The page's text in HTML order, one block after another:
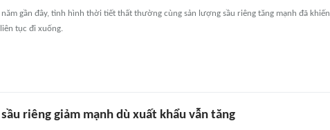
gần đây, tình hình thời tiết thất thường cùng sản lượng sầu riêng tăng mạnh đã khiến
tục đi xuống.
sầu riêng giảm mạnh dù xuất khẩu vẫn tăng